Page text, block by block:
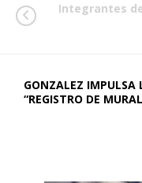
Integrantes
GONZALEZ IMPULSA
“REGISTRO DE